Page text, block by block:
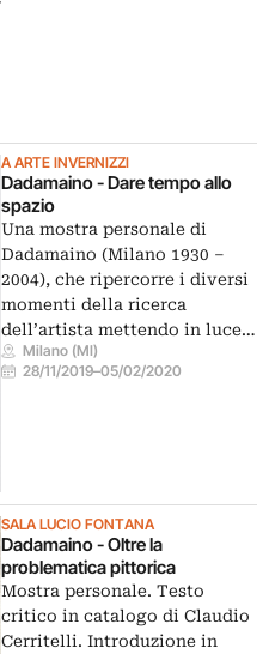
A ARTE INVERNIZZI
Dadamaino - Dare tempo allo
spazio
Una mostra personale di
Dadamaino (Milano 1930 –
2004), che ripercorre i diversi
momenti della ricerca
dell’artista mettendo in luce…
Milano (MI)
28/11/2019–05/02/2020
SALA LUCIO FONTANA
Dadamaino - Oltre la
problematica pittorica
Mostra personale. Testo
critico in catalogo di Claudio
Cerritelli. Introduzione in